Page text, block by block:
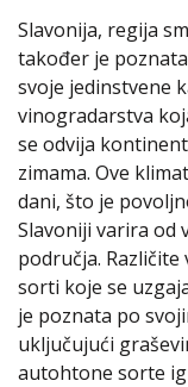
Slavonija, regija
također je
svoje jedinstvene
vinogradarstva
se odvija
zimama. Ove
dani, što je
Slavoniji varira od
područja.
sorti koje se
je poznata po
uključujući
autohtone sorte